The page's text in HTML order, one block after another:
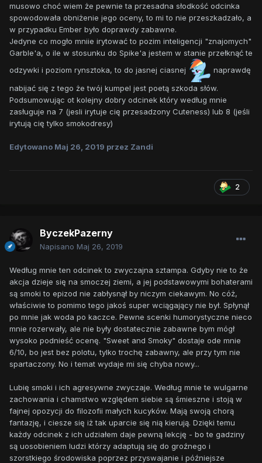
musowo choć wiem że pewnie ta przesadna słodkość odcinka
spowodowała obniżenie jego oceny, to mi to nie przeszkadzało, a
w przypadku Ember było doprawdy zabawne.
Jedyne co mogło mniie irytować to pozim inteligencji "znajomych"
Garble'a, o ile w stosunku do Spike'a jestem w stanie przełknąć te
odzywki i poziom rynsztoka, to do jasnej ciasnej
naprawdę
nabijać się z tego że twój kumpel jest poetą szkoda słów.
Podsumowując ot kolejny dobry odcinek który według mnie
zasługuje na 7 (jesli irytuje cię przesadzony Cuteness) lub 8 (jeśli
irytują cię tylko smokodresy)
Edytowano Maj 26, 2019 przez Zandi
2
ByczekPazerny
Napisano Maj 26, 2019
Według mnie ten odcinek to zwyczajna sztampa. Gdyby nie to że
akcja dzieje się na smoczej ziemi, a jej podstawowymi bohaterami
są smoki to epizod nie zabłysnął by niczym ciekawym. No cóż,
właściwie to pomimo tego jakoś super wciągający nie był. Spłynął
po mnie jak woda po kaczce. Pewne scenki humorystyczne nieco
mnie rozerwały, ale nie były dostatecznie zabawne bym mógł
wysoko podnieść ocenę. "Sweet and Smoky" dostaje ode mnie
6/10, bo jest bez polotu, tylko trochę zabawny, ale przy tym nie
spartaczony. No i temat wydaje mi się chyba nowy...
Lubię smoki i ich agresywne zwyczaje. Według mnie te wulgarne
zachowania i chamstwo względem siebie są śmieszne i stoją w
fajnej opozycji do filozofii małych kucyków. Mają swoją chorą
fantazję, i ciesze się iż tak uparcie się nią kierują. Dzięki temu
każdy odcinek z ich udziałem daje pewną lekcję - bo te gadziny
są uosobieniem ludzi którzy adaptują się do groźnego i
szorstkiego środowiska poprzez przyswajanie i późniejsze